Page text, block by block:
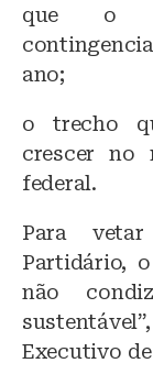
que o
ano;
o trecho
crescer no
federal.
Para
Partidário,
não
Executivo